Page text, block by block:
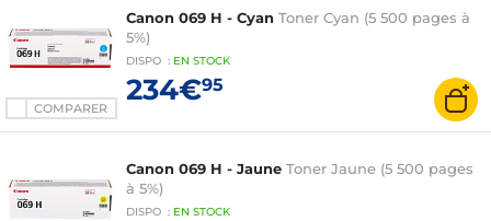
COMPARER
Canon 069 H - Cyan Toner Cyan (5 500 pages à
5%)
DISPO : EN STOCK
234€95
Canon 069 H - Jaune Toner Jaune (5 500 pages
à 5%)
DISPO : EN STOCK